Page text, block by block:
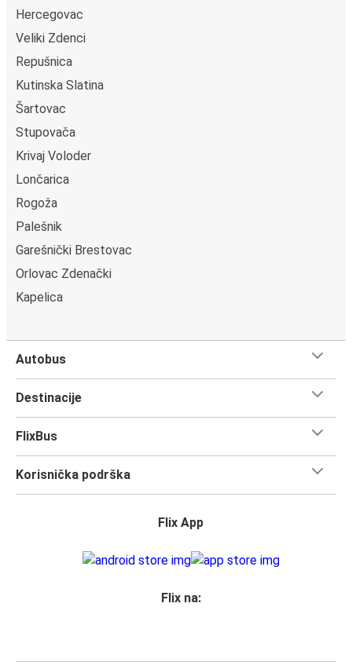
Hercegovac
Veliki Zdenci
Repušnica
Kutinska Slatina
Šartovac
Stupovača
Krivaj Voloder
Lončarica
Rogoža
Palešnik
Garešnički Brestovac
Orlovac Zdenački
Kapelica
Autobus
Destinacije
FlixBus
Korisnička podrška
Flix App
Flix na: